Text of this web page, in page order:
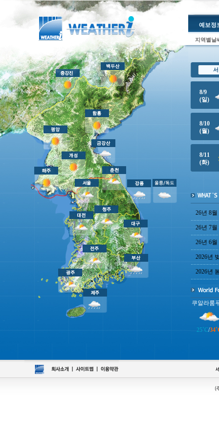
예보정
지역별날
26년 8
26년 7
26년 6
2026년
2026년
쿠알라룸
25˚C/